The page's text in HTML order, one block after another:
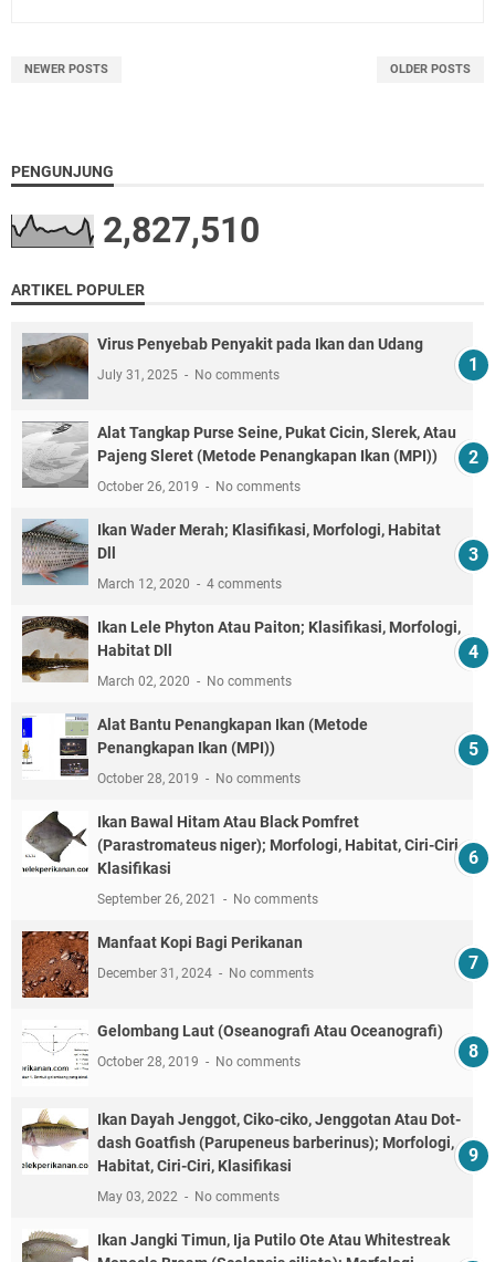
NEWER POSTS OLDER POSTS
PENGUNJUNG
2,827,510
ARTIKEL POPULER
Virus Penyebab Penyakit pada Ikan dan Udang
July 31, 2025 No comments
Alat Tangkap Purse Seine, Pukat Cicin, Slerek, Atau
Pajeng Sleret (Metode Penangkapan Ikan (MPI))
October 26, 2019 No comments
Ikan Wader Merah; Klasifikasi, Morfologi, Habitat
Dll
March 12, 2020 4 comments
Ikan Lele Phyton Atau Paiton; Klasifikasi, Morfologi,
Habitat Dll
March 02, 2020 No comments
Alat Bantu Penangkapan Ikan (Metode
Penangkapan Ikan (MPI))
October 28, 2019 No comments
Ikan Bawal Hitam Atau Black Pomfret
(Parastromateus niger); Morfologi, Habitat, Ciri-Ciri,
Klasifikasi
September 26, 2021 No comments
Manfaat Kopi Bagi Perikanan
December 31, 2024 No comments
Gelombang Laut (Oseanografi Atau Oceanografi)
October 28, 2019 No comments
Ikan Dayah Jenggot, Ciko-ciko, Jenggotan Atau Dot-
dash Goatfish (Parupeneus barberinus); Morfologi,
Habitat, Ciri-Ciri, Klasifikasi
May 03, 2022 No comments
Ikan Jangki Timun, Ija Putilo Ote Atau Whitestreak